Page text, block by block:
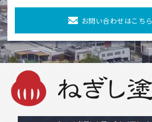
お問い合わせはこちら